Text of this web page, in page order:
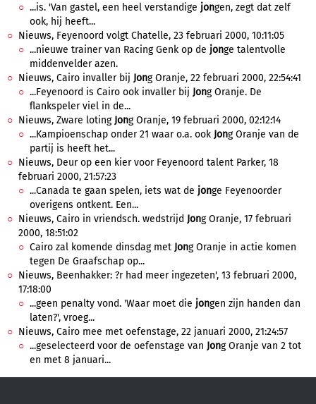
...is. 'Van gastel, een heel verstandige jongen, zegt dat zelf
ook, hij heeft...
Nieuws, Feyenoord volgt Chatelle, 23 februari 2000, 10:11:05
...nieuwe trainer van Racing Genk op de jonge talentvolle
middenvelder azen.
Nieuws, Cairo invaller bij Jong Oranje, 22 februari 2000, 22:54:41
...Feyenoord is Cairo ook invaller bij Jong Oranje. De
flankspeler viel in de...
Nieuws, Zware loting Jong Oranje, 19 februari 2000, 02:12:14
...Kampioenschap onder 21 waar o.a. ook Jong Oranje van de
partij is heeft het...
Nieuws, Deur op een kier voor Feyenoord talent Parker, 18
februari 2000, 21:57:23
...Canada te gaan spelen, iets wat de jonge Feyenoorder
overigens ontkent. Een...
Nieuws, Cairo in vriendsch. wedstrijd Jong Oranje, 17 februari
2000, 18:51:02
Cairo zal komende dinsdag met Jong Oranje in actie komen
tegen De Graafschap op...
Nieuws, Beenhakker: ?r had meer ingezeten', 13 februari 2000,
17:18:00
...geen penalty vond. 'Waar moet die jongen zijn handen dan
laten?', vroeg...
Nieuws, Cairo mee met oefenstage, 22 januari 2000, 21:24:57
...geselecteerd voor de oefenstage van Jong Oranje van 2 tot
en met 8 januari...